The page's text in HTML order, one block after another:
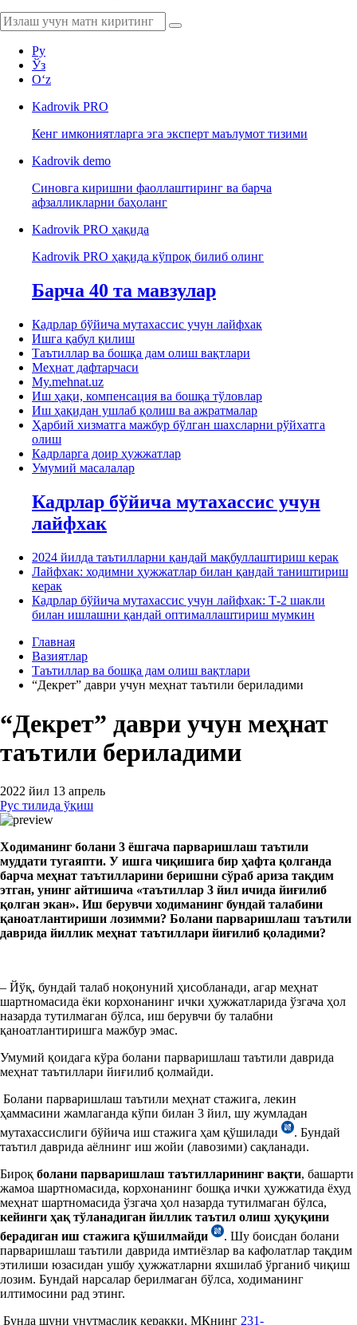
Ру
Ўз
Oʻz
Kadrovik PRO
Кенг имкониятларга эга эксперт маълумот тизими
Kadrovik demo
Синовга киришни фаоллаштиринг ва барча
афзалликларни баҳоланг
Kadrovik PRO ҳақида
Kadrovik PRO ҳақида кўпроқ билиб олинг
Барча 40 та мавзулар
Кадрлар бўйича мутахассис учун лайфхак
Ишга қабул қилиш
Таътиллар ва бошқа дам олиш вақтлари
Меҳнат дафтарчаси
My.mehnat.uz
Иш ҳақи, компенсация ва бошқа тўловлар
Иш ҳақидан ушлаб қолиш ва ажратмалар
Ҳарбий хизматга мажбур бўлган шахсларни рўйхатга
олиш
Кадрларга доир ҳужжатлар
Умумий масалалар
Кадрлар бўйича мутахассис учун
лайфхак
2024 йилда таътилларни қандай мақбуллаштириш керак
Лайфхак: ходимни ҳужжатлар билан қандай таништириш
керак
Кадрлар бўйича мутахассис учун лайфхак: Т-2 шакли
билан ишлашни қандай оптималлаштириш мумкин
Главная
Вазиятлар
Таътиллар ва бошқа дам олиш вақтлари
“Декрет” даври учун меҳнат таътили бериладими
“Декрет” даври учун меҳнат
таътили бериладими
2022 йил 13 апрель
Рус тилида ўқиш
Ходиманинг болани 3 ёшгача парваришлаш таътили
муддати тугаяпти. У ишга чиқишига бир ҳафта қолганда
барча меҳнат таътилларини беришни сўраб ариза тақдим
этган, унинг айтишича «таътиллар 3 йил ичида йиғилиб
қолган экан». Иш берувчи ходиманинг бундай талабини
қаноатлантириши лозимми? Болани парваришлаш таътили
даврида йиллик меҳнат таътиллари йиғилиб қоладими?
– Йўқ, бундай талаб ноқонуний ҳисобланади, агар меҳнат
шартномасида ёки корхонанинг ички ҳужжатларида ўзгача ҳол
назарда тутилмаган бўлса, иш берувчи бу талабни
қаноатлантиришга мажбур эмас.
Умумий қоидага кўра болани парваришлаш таътили даврида
меҳнат таътиллари йиғилиб қолмайди.
Болани парваришлаш таътили меҳнат стажига, лекин
ҳаммасини жамлаганда кўпи билан 3 йил, шу жумладан
мутахассислиги бўйича иш стажига ҳам қўшилади
. Бундай
таътил даврида аёлнинг иш жойи (лавозими) сақланади.
Бироқ болани парваришлаш таътилларининг вақти, башарти
жамоа шартномасида, корхонанинг бошқа ички ҳужжатида ёхуд
меҳнат шартномасида ўзгача ҳол назарда тутилмаган бўлса,
кейинги ҳақ тўланадиган йиллик таътил олиш ҳуқуқини
берадиган иш стажига қўшилмайди
. Шу боисдан болани
парваришлаш таътили даврида имтиёзлар ва кафолатлар тақдим
этилиши юзасидан ушбу ҳужжатларни яхшилаб ўрганиб чиқиш
лозим. Бундай нарсалар берилмаган бўлса, ходиманинг
илтимосини рад этинг.
Бунда шуни унутмаслик керакки, МКнинг 231-